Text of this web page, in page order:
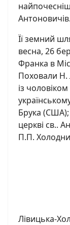
Антоновичів.
Її земний
весна, 26
Франка в
Поховали Н.
із
Брука (США);
церкві св..
П.П.
Лівицька-